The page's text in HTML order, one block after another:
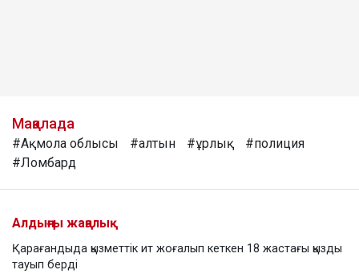
Мақалада
#Ақмола облысы #алтын #ұрлық
#полиция
#Ломбард
Алдыңғы жаңалық
Қарағандыда қызметтік ит жоғалып кеткен 18 жастағы қызды
тауып берді